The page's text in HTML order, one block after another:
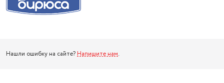
Нашли ошибку на сайте? Напишите нам.